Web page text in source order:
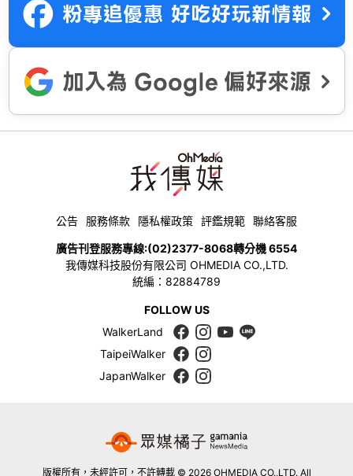
公告 服務條款 隱私權政策 評鑑規範 聯絡客服
廣告刊登服務專線:(02)2377-8068轉分機 6554
我傳媒科技股份有限公司 OHMEDIA CO.,LTD.
統編：82884789
FOLLOW US
WalkerLand
TaipeiWalker
JapanWalker
版權所有，未經許可，不許轉載 © 2026 OHMEDIA CO.,LTD. All